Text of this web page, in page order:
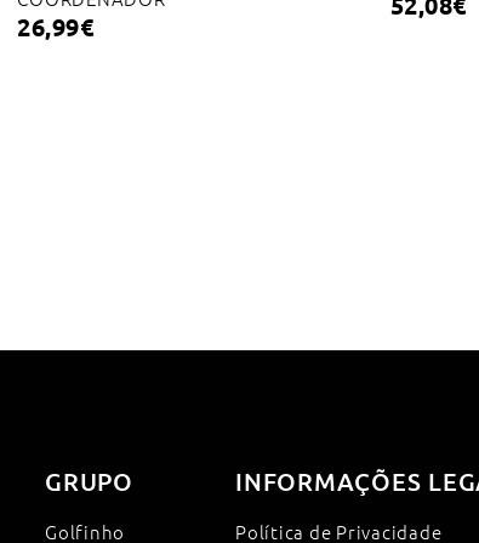
26,99€
GRUPO
Golfinho
INFORMAÇÕES
Política de Privacidade